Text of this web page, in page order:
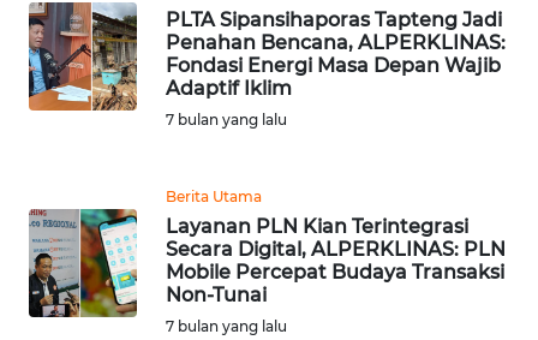
PLTA Sipansihaporas Tapteng Jadi
Penahan Bencana, ALPERKLINAS:
Fondasi Energi Masa Depan Wajib
Adaptif Iklim
7 bulan yang lalu
Berita Utama
Layanan PLN Kian Terintegrasi
Secara Digital, ALPERKLINAS: PLN
Mobile Percepat Budaya Transaksi
Non-Tunai
7 bulan yang lalu
WN
DEPOK
WN
WN
SAMOSIR
WN